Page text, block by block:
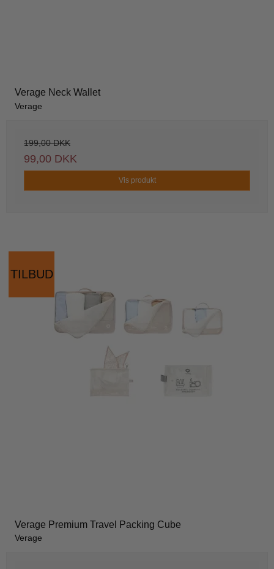
Verage Neck Wallet
Verage
199,00 DKK
99,00 DKK
Vis produkt
TILBUD
Verage Premium Travel Packing Cube
Verage